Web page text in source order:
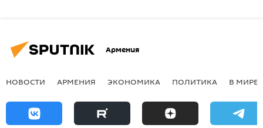
Армения
НОВОСТИ АРМЕНИЯ ЭКОНОМИКА ПОЛИТИКА В МИРЕ